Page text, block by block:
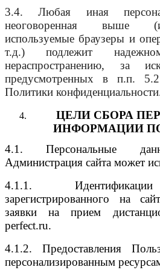
3.4. Любая иная
неоговоренная выше
используемые браузеры и
т.д.) подлежит
нераспространению, за
предусмотренных в п.п.
Политики
ЦЕЛИ СБОРА
ИНФОРМАЦИИ
4.1. Персональные
Администрация сайта может
4.1.1.
зарегистрированного на
заявки на прием
perfect.ru.
4.1.2. Предоставления
персонализированным